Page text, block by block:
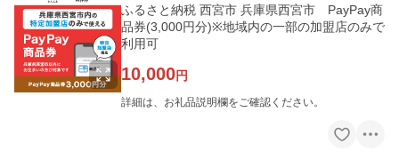
ふるさと納税 西宮市 兵庫県西宮市 PayPay商
品券(3,000円分)※地域内の一部の加盟店のみで
利用可
10,000円
詳細は、お礼品説明欄をご確認ください。